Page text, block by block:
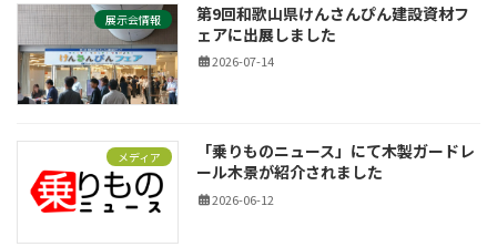
展示会情報
第9回和歌山県けんさんぴん建設資材フ
ェアに出展しました
2026-07-14
メディア
「乗りものニュース」にて木製ガードレ
ール木景が紹介されました
2026-06-12